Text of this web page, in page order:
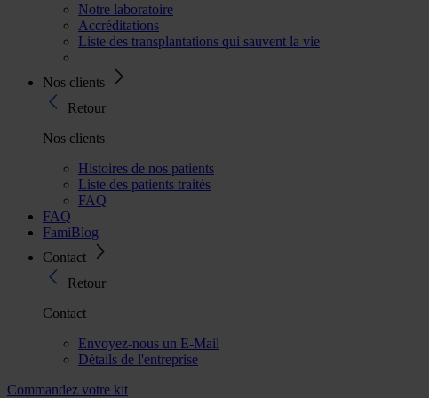
Notre laboratoire
Accréditations
Liste des transplantations qui sauvent la vie
Nos clients
Retour
Nos clients
Histoires de nos patients
Liste des patients traités
FAQ
FAQ
FamiBlog
Contact
Retour
Contact
Envoyez-nous un E-Mail
Détails de l'entreprise
Commandez votre kit